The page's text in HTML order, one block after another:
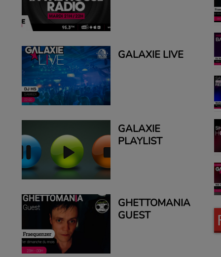
GALAXIE LIVE
GALAXIE
PLAYLIST
GHETTOMANIA
GUEST